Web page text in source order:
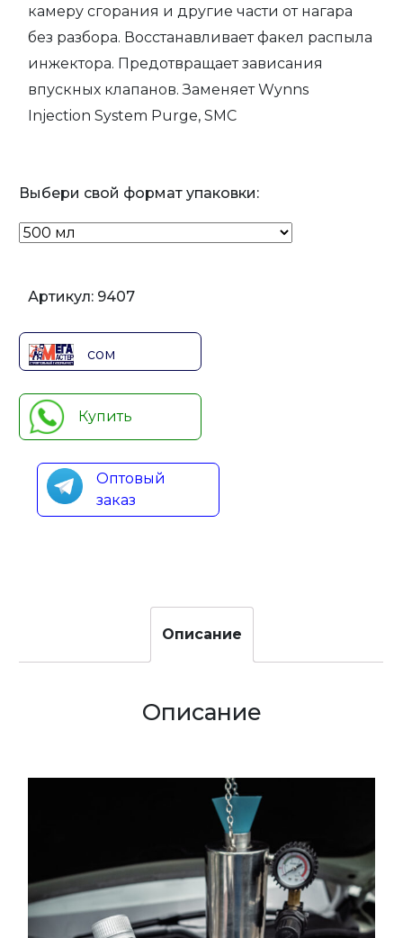
камеру сгорания и другие части от нагара
без разбора. Восстанавливает факел распыла
инжектора. Предотвращает зависания
впускных клапанов. Заменяет Wynns
Injection System Purge, SMC
Выбери свой формат упаковки:
Артикул: 9407
сом
Купить
Оптовый
заказ
Описание
Описание